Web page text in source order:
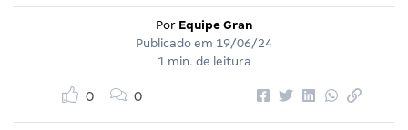
Por Equipe Gran
Publicado em 19/06/24
1 min. de leitura
0 0